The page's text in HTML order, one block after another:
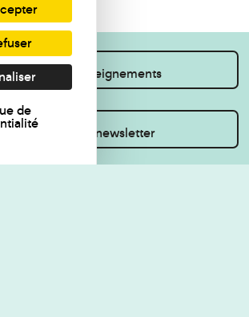
des renseignements
vous à la newsletter
de